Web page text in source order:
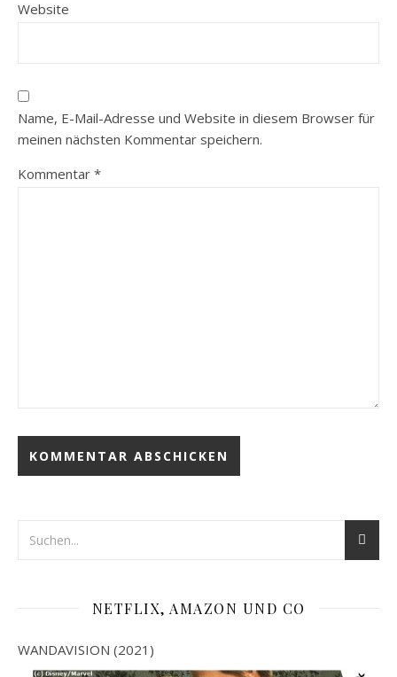
Website
Name, E-Mail-Adresse und Website in diesem Browser für
meinen nächsten Kommentar speichern.
Kommentar *
NETFLIX, AMAZON UND CO
WANDAVISION (2021)